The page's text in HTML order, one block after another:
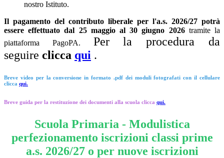
nostro Istituto.
Il pagamento del contributo liberale per l'a.s. 2026/27 potrà
essere effettuato dal 25 maggio al 30 giugno 2026tramite la
piattaforma PagoPA. Per la procedura da
seguire clicca qui .
Breve video per la conversionein formato .pdf dei moduli fotografati con il cellulare
clicca qui.
Breve guida per la restituzione dei documenti alla scuola clicca qui.
Scuola Primaria - Modulistica
perfezionamento iscrizioni classi prime
a.s. 2026/27 o per nuove iscrizioni